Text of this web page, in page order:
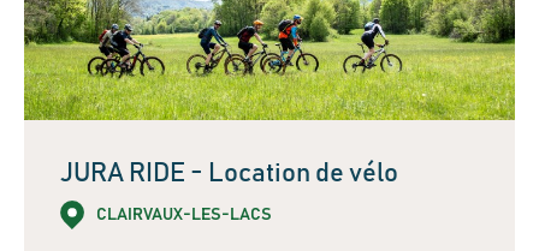
JURA RIDE - Location de vélo
CLAIRVAUX-LES-LACS